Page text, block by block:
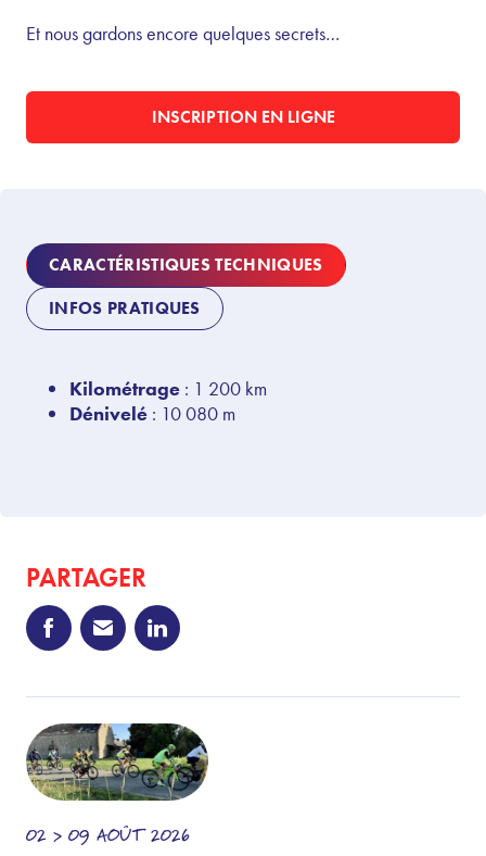
Et nous gardons encore quelques secrets…
INSCRIPTION EN LIGNE
CARACTÉRISTIQUES TECHNIQUES
INFOS PRATIQUES
Kilométrage : 1 200 km
Dénivelé : 10 080 m
PARTAGER
02 > 09 AOÛT 2026